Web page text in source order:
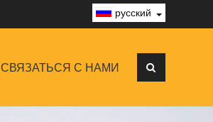
русский
СВЯЗАТЬСЯ С НАМИ